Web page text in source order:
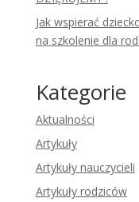
Jak wspierać
na szkolenie dla
Kategorie
Aktualności
Artykuły
Artykuły nauczycieli
Artykuły rodziców